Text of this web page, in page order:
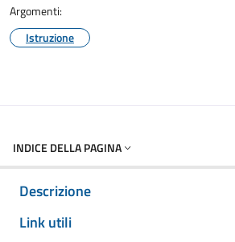
Argomenti:
Istruzione
INDICE DELLA PAGINA
Descrizione
Link utili